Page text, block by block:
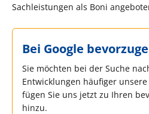
Sachleistungen als Boni
Bei Google
Sie möchten bei der Suche
Entwicklungen häufiger
fügen Sie uns jetzt zu Ihren
hinzu.